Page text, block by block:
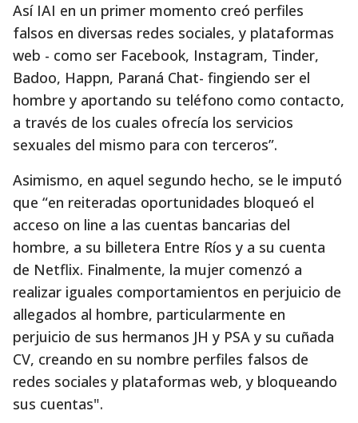
Así IAI en un primer momento creó perfiles
falsos en diversas redes sociales, y plataformas
web - como ser Facebook, Instagram, Tinder,
Badoo, Happn, Paraná Chat- fingiendo ser el
hombre y aportando su teléfono como contacto,
a través de los cuales ofrecía los servicios
sexuales del mismo para con terceros”.
Asimismo, en aquel segundo hecho, se le imputó
que “en reiteradas oportunidades bloqueó el
acceso on line a las cuentas bancarias del
hombre, a su billetera Entre Ríos y a su cuenta
de Netflix. Finalmente, la mujer comenzó a
realizar iguales comportamientos en perjuicio de
allegados al hombre, particularmente en
perjuicio de sus hermanos JH y PSA y su cuñada
CV, creando en su nombre perfiles falsos de
redes sociales y plataformas web, y bloqueando
sus cuentas".